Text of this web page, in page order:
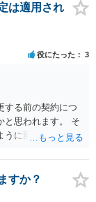
は適用され
役にたった 3
する前の契約につ
と思われます。 そ
うに変更し、それ
すか？